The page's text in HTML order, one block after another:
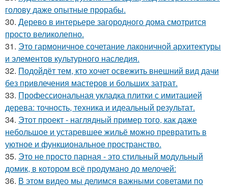
голову даже опытные прорабы.
30. Дерево в интерьере загородного дома смотрится
просто великолепно.
31. Это гармоничное сочетание лаконичной архитектуры
и элементов культурного наследия.
32. Подойдёт тем, кто хочет освежить внешний вид дачи
без привлечения мастеров и больших затрат.
33. Профессиональная укладка плитки с имитацией
дерева: точность, техника и идеальный результат.
34. Этот проект - наглядный пример того, как даже
небольшое и устаревшее жильё можно превратить в
уютное и функциональное пространство.
35. Это не просто парная - это стильный модульный
домик, в котором всё продумано до мелочей:
36. В этом видео мы делимся важными советами по